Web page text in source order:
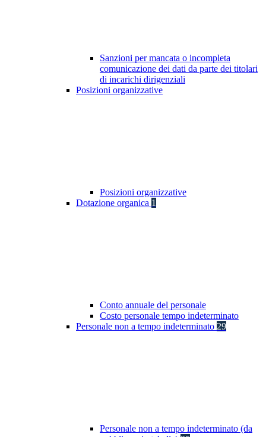
Sanzioni per mancata o incompleta
comunicazione dei dati da parte dei titolari
di incarichi dirigenziali
Posizioni organizzative
Posizioni organizzative
Dotazione organica 1
Conto annuale del personale
Costo personale tempo indeterminato
Personale non a tempo indeterminato 29
Personale non a tempo indeterminato (da